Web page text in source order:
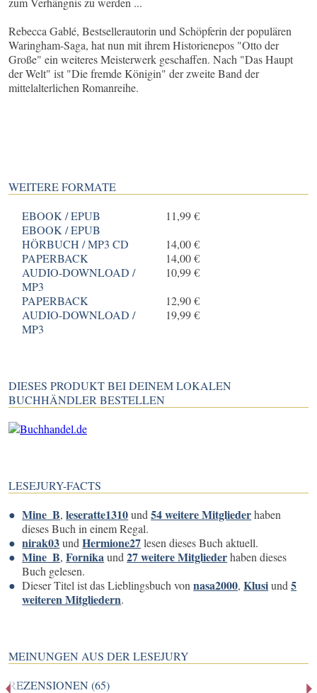
Rebecca Gablé, Bestsellerautorin und Schöpferin der populären
Waringham-Saga, hat nun mit ihrem Historienepos "Otto der
Große" ein weiteres Meisterwerk geschaffen. Nach "Das Haupt
der Welt" ist "Die fremde Königin" der zweite Band der
mittelalterlichen Romanreihe.
WEITERE FORMATE
EBOOK / EPUB
11,99 €
EBOOK / EPUB
HÖRBUCH / MP3 CD
14,00 €
PAPERBACK
14,00 €
AUDIO-DOWNLOAD /
MP3
10,99 €
PAPERBACK
12,90 €
AUDIO-DOWNLOAD /
MP3
19,99 €
DIESES PRODUKT BEI DEINEM LOKALEN
BUCHHÄNDLER BESTELLEN
LESEJURY-FACTS
Mine_B,leseratte1310und54 weitere Mitgliederhaben
dieses Buch in einem Regal.
nirak03undHermione27lesen dieses Buch aktuell.
Mine_B,Fornikaund27 weitere Mitgliederhaben dieses
Buch gelesen.
Dieser Titel ist das Lieblingsbuch vonnasa2000,Klusiund5
weiteren Mitgliedern.
MEINUNGEN AUS DER LESEJURY
REZENSIONEN (65)